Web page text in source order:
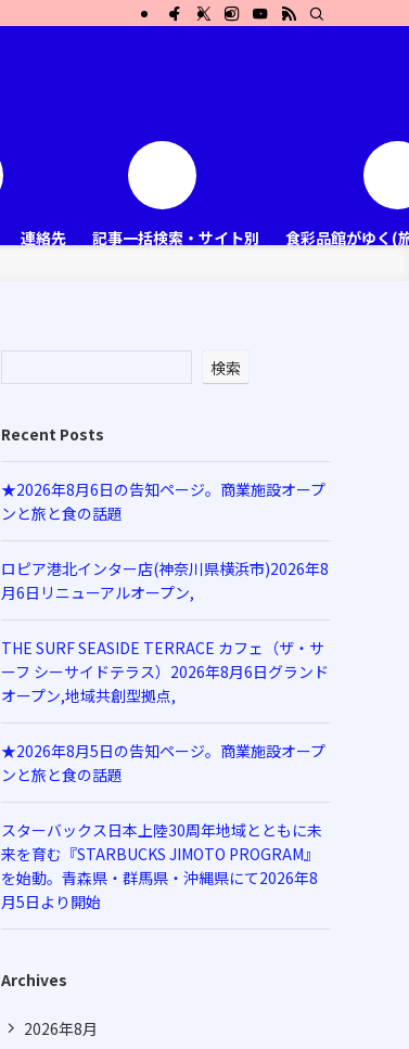
連絡先 記事一括検索・サイト別 食彩品館がゆく(
検索
Recent Posts
★2026年8月6日の告知ページ。商業施設オープ
ンと旅と食の話題
ロピア港北インター店(神奈川県横浜市)2026年8
月6日リニューアルオープン,
THE SURF SEASIDE TERRACE カフェ（ザ・サ
ーフ シーサイドテラス）2026年8月6日グランド
オープン,地域共創型拠点,
★2026年8月5日の告知ページ。商業施設オープ
ンと旅と食の話題
スターバックス日本上陸30周年地域とともに未
来を育む『STARBUCKS JIMOTO PROGRAM』
を始動。青森県・群馬県・沖縄県にて2026年8
月5日より開始
Archives
2026年8月